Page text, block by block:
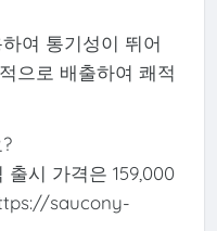
여 통기성이 뛰어
으로 배출하여 쾌적
시 가격은 159,000
saucony-